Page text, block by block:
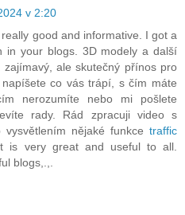
v 2:20
good and informative. I got a
in your blogs. 3D modely a další
ale skutečný přínos pro
co vás trápí, s čím máte
nerozumíte nebo mi pošlete
rady. Rád zpracuji video s
nějaké funkce traffic
is very great and useful to all.
blogs,.,.